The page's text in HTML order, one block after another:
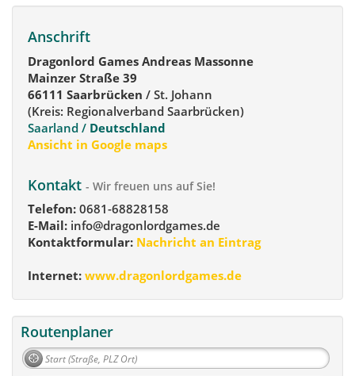
Anschrift
Dragonlord Games Andreas Massonne
Mainzer Straße 39
66111 Saarbrücken / St. Johann
(Kreis: Regionalverband Saarbrücken)
Saarland / Deutschland
Ansicht in Google maps
Kontakt - Wir freuen uns auf Sie!
Telefon: 0681-68828158
E-Mail: info@dragonlordgames.de
Kontaktformular: Nachricht an Eintrag
Internet: www.dragonlordgames.de
Routenplaner